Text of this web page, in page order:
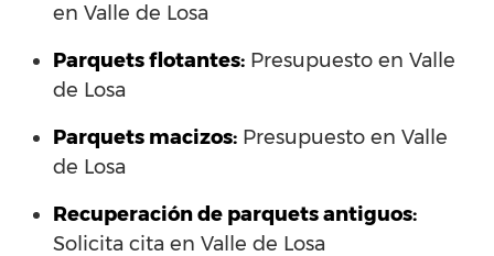
en Valle de Losa
Parquets flotantes: Presupuesto en Valle
de Losa
Parquets macizos: Presupuesto en Valle
de Losa
Recuperación de parquets antiguos:
Solicita cita en Valle de Losa